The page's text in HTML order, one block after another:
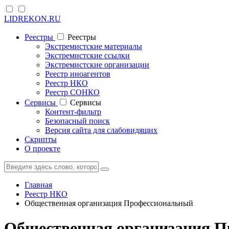
LIDREKON.RU
Реестры
Реестры
Экстремистские материалы
Экстремистские ссылки
Экстремистские организации
Реестр иноагентов
Реестр НКО
Реестр СОНКО
Cервисы
Cервисы
Контент-фильтр
Безопасный поиск
Версия сайта для слабовидящих
Скрипты
О проекте
Главная
Реестр НКО
Общественная организация Профессиональный